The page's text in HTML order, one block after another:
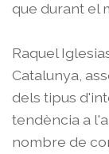
que durant el
Raquel
Catalunya,
dels tipus
tendència a
nombre de